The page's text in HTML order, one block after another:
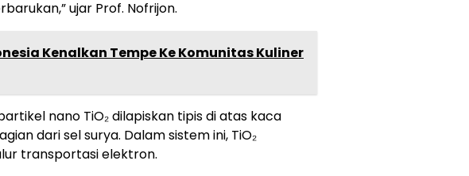
ujar Prof. Nofrijon.
Kenalkan Tempe Ke Komunitas Kuliner
nano TiO₂ dilapiskan tipis di atas kaca
dari sel surya. Dalam sistem ini, TiO₂
transportasi elektron.